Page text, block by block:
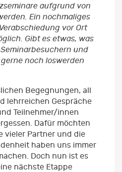
aufgrund von
Ein nochmaliges
vor Ort
Gibt es etwas, was
und
noch loswerden
Begegnungen, all
lehrreichen Gespräche
Teilnehmer/innen
Dafür möchten
vieler Partner und die
haben uns immer
Doch nun ist es
nächste Etappe